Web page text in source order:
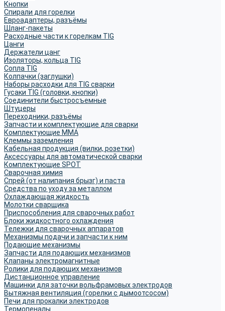
Кнопки
Спирали для горелки
Евроадаптеры, разъёмы
Шланг-пакеты
Расходные части к горелкам TIG
Цанги
Держатели цанг
Изоляторы, кольца TIG
Сопла TIG
Колпачки (заглушки)
Наборы расходки для TIG сварки
Гусаки TIG (головки, кнопки)
Соединители быстросъемные
Штуцеры
Переходники, разъёмы
Запчасти и комплектующие для сварки
Комплектующие ММА
Клеммы заземления
Кабельная продукция (вилки, розетки)
Аксессуары для автоматической сварки
Комплектующие SPOT
Сварочная химия
Спрей (от налипания брызг) и паста
Средства по уходу за металлом
Охлаждающая жидкость
Молотки сварщика
Приспособления для сварочных работ
Блоки жидкостного охлаждения
Тележки для сварочных аппаратов
Механизмы подачи и запчасти к ним
Подающие механизмы
Запчасти для подающих механизмов
Клапаны электромагнитные
Ролики для подающих механизмов
Дистанционное управление
Машинки для заточки вольфрамовых электродов
Вытяжная вентиляция (горелки с дымоотсосом)
Печи для прокалки электродов
Термопеналы